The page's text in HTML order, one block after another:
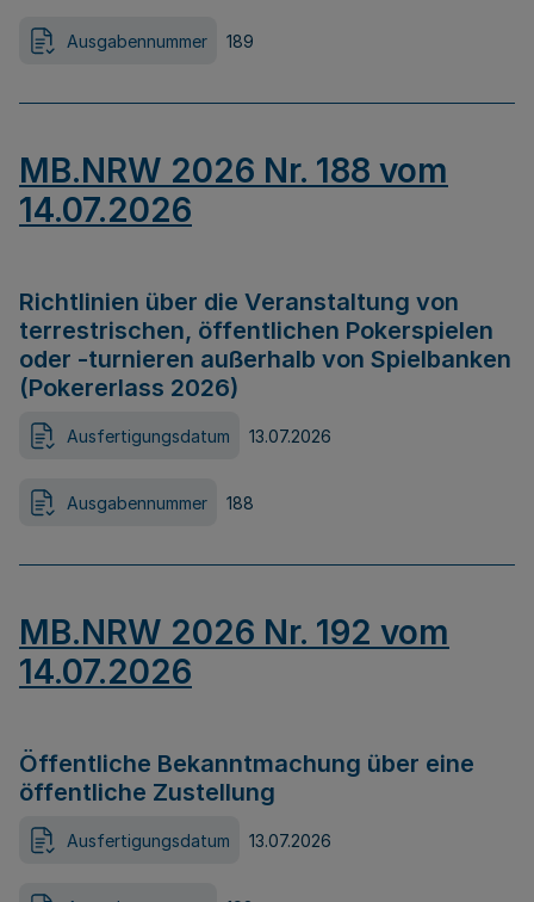
Ausgabennummer 189
MB.NRW 2026 Nr. 188 vom
14.07.2026
Richtlinien über die Veranstaltung von
terrestrischen, öffentlichen Pokerspielen
oder -turnieren außerhalb von Spielbanken
(Pokererlass 2026)
Ausfertigungsdatum 13.07.2026
Ausgabennummer 188
MB.NRW 2026 Nr. 192 vom
14.07.2026
Öffentliche Bekanntmachung über eine
öffentliche Zustellung
Ausfertigungsdatum 13.07.2026